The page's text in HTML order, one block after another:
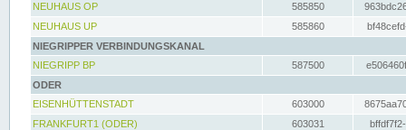
NEUHAUS OP
585850
NEUHAUS UP
585860
NIEGRIPPER VERBINDUNGSKANAL
NIEGRIPP BP
587500
ODER
EISENHÜTTENSTADT
603000
FRANKFURT1 (ODER)
603031